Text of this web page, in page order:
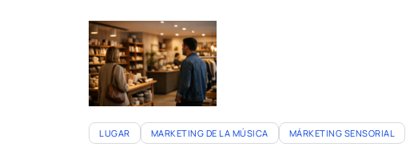
LUGAR MARKETING DE LA MÚSICA MÁRKETING SENSORIAL